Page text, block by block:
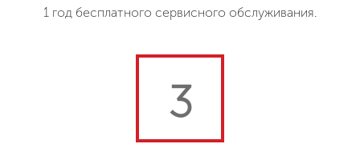
1 год бесплатного сервисного обслуживания.
3